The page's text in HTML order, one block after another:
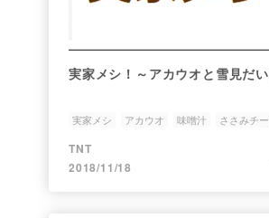
実家メシ！～アカウオと雪見だ
実家メシ アカウオ 味噌汁
ささみチ
雪見だいふく
TNT
2018/11/18